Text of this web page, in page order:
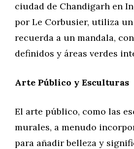
ciudad de Chandigarh en
por Le Corbusier, utiliza
recuerda a un mandala,
definidos y áreas verdes
Arte Público y Esculturas
El arte público, como las
murales, a menudo
para añadir belleza y